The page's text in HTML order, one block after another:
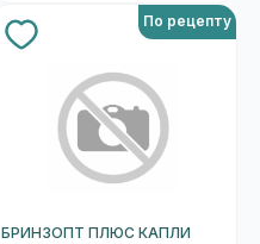
По рецепту
БРИНЗОПТ ПЛЮС КАПЛИ